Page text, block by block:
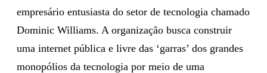
empresário entusiasta do setor de tecnologia chamado
Dominic Williams. A organização busca construir
uma internet pública e livre das ‘garras’ dos grandes
monopólios da tecnologia por meio de uma